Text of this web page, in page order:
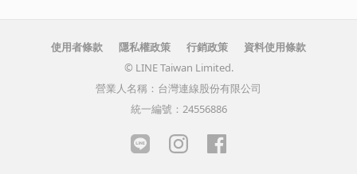
使用者條款 隱私權政策 行銷政策
資料使用條款
© LINE Taiwan Limited.
營業人名稱：台灣連線股份有限公司
統一編號：24556886